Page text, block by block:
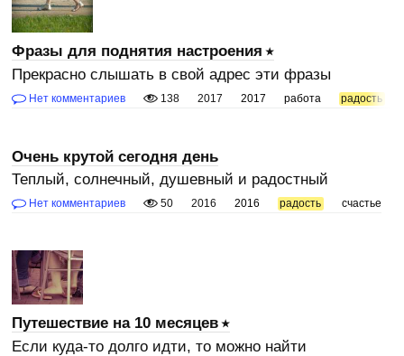
Фразы для поднятия настроения
Прекрасно слышать в свой адрес эти фразы
Нет комментариев 138 2017 2017 работа радость
Очень крутой сегодня день
Теплый, солнечный, душевный и радостный
Нет комментариев 50 2016 2016 радость счастье
Путешествие на 10 месяцев
Если куда-то долго идти, то можно найти